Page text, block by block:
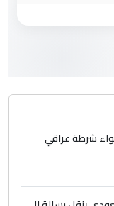
فيه
يكون بعد
الكرخ
شرطة عراقي